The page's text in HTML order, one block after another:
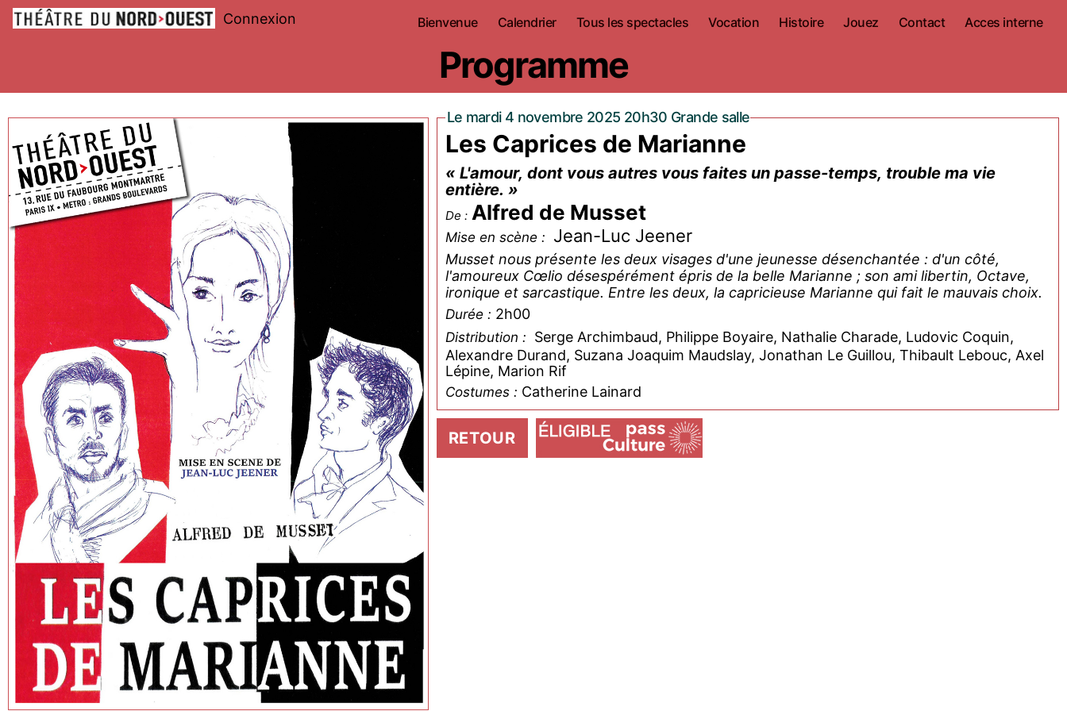
Connexion Bienvenue Calendrier Tous les spectacles Vocation Histoire Jouez Contact Acces interne
Programme
Le mardi 4 novembre 2025 20h30 Grande salle
Les Caprices de Marianne
« L'amour, dont vous autres vous faites un passe-temps, trouble ma vie
entière. »
De : Alfred de Musset
Mise en scène : Jean-Luc Jeener
Musset nous présente les deux visages d'une jeunesse désenchantée : d'un côté,
l'amoureux Cœlio désespérément épris de la belle Marianne ; son ami libertin, Octave,
ironique et sarcastique. Entre les deux, la capricieuse Marianne qui fait le mauvais choix.
Durée : 2h00
Distribution : Serge Archimbaud, Philippe Boyaire, Nathalie Charade, Ludovic Coquin,
Alexandre Durand, Suzana Joaquim Maudslay, Jonathan Le Guillou, Thibault Lebouc, Axel
Lépine, Marion Rif
Costumes : Catherine Lainard